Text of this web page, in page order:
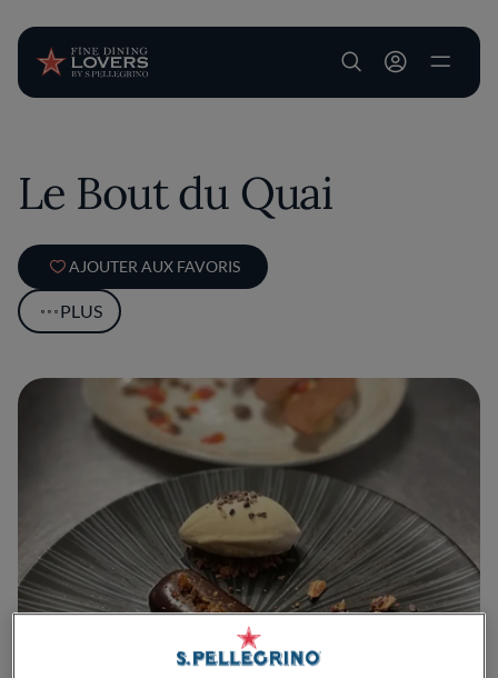
User account
Le Bout du Quai
AJOUTER AUX FAVORIS
PLUS